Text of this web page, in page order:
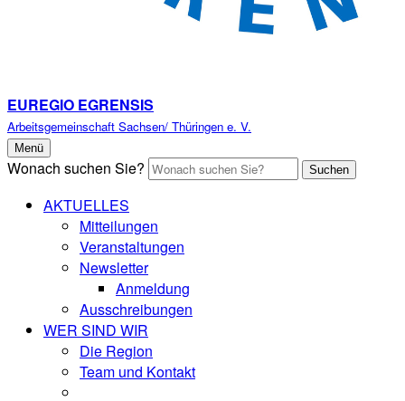
EUREGIO EGRENSIS
Arbeitsgemeinschaft Sachsen/ Thüringen e. V.
Menü
Wonach suchen Sie? Suchen
AKTUELLES
Mitteilungen
Veranstaltungen
Newsletter
Anmeldung
Ausschreibungen
WER SIND WIR
Die Region
Team und Kontakt